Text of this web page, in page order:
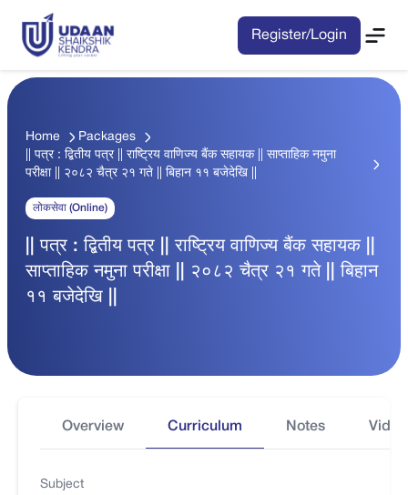
Register/Login
Home
Packages
|| पत्र : द्बितीय पत्र || राष्ट्रिय वाणिज्य बैंक सहायक || साप्ताहिक नमुना
परीक्षा || २०८२ चैत्र २१ गते || बिहान ११ बजेदेखि ||
लोकसेवा (Online)
|| पत्र : द्बितीय पत्र || राष्ट्रिय वाणिज्य बैंक सहायक ||
साप्ताहिक नमुना परीक्षा || २०८२ चैत्र २१ गते || बिहान
११ बजेदेखि ||
Overview Curriculum Notes
Subject